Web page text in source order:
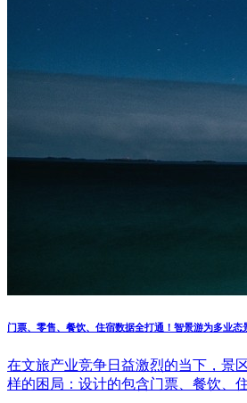
门票、零售、餐饮、住宿数据全打通！智景游为多业态
在文旅产业竞争日益激烈的当下，景
样的困局：设计的包含门票、餐饮、